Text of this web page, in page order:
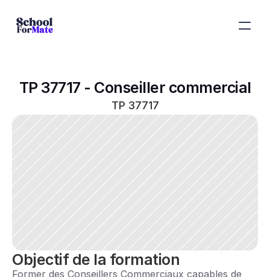
TP 37717 - Conseiller commercial
TP 37717
Objectif de la formation
Former des Conseillers Commerciaux capables de